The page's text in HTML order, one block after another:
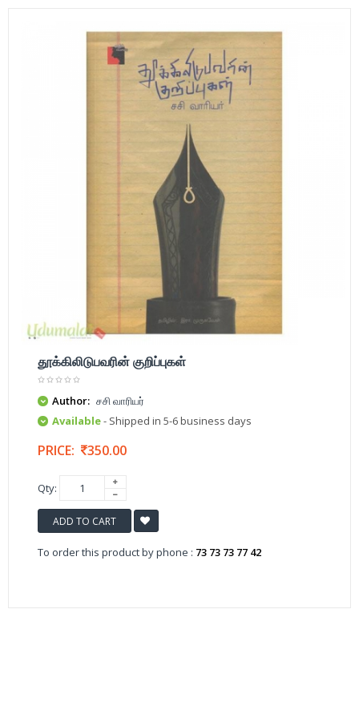
தூக்கிலிடுபவரின் குறிப்புகள்
Author: சசி வாரியர்
Available- Shipped in 5-6 business days
PRICE: 350.00
Qty:
ADD TO CART
To order this product by phone : 73 73 73 77 42